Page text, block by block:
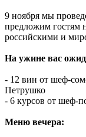
9 ноября мы
предложим гостям
российскими и
На ужине вас
- 12 вин от шеф-
Петрушко
- 6 курсов от шеф-
Меню вечера: